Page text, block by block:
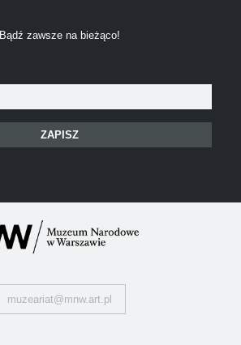
Bądź zawsze na bieżąco!
muzeariat@mnw.art.pl